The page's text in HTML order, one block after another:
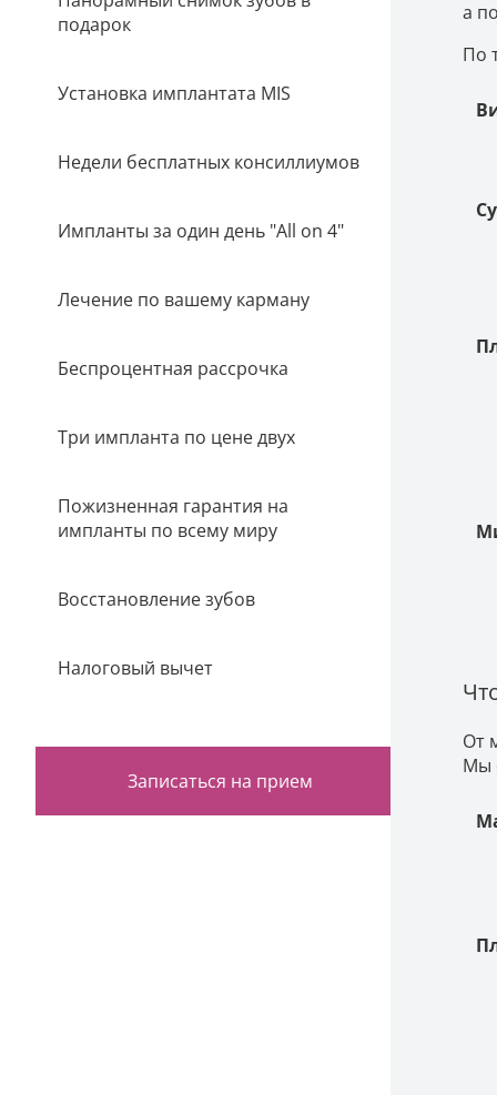
подарок
Установка имплантата MIS
Недели бесплатных консиллиумов
Импланты за один день "All on 4"
Лечение по вашему карману
Беспроцентная рассрочка
Три импланта по цене двух
Пожизненная гарантия на
импланты по всему миру
Восстановление зубов
Налоговый вычет
Записаться на прием
а
По
От
Мы